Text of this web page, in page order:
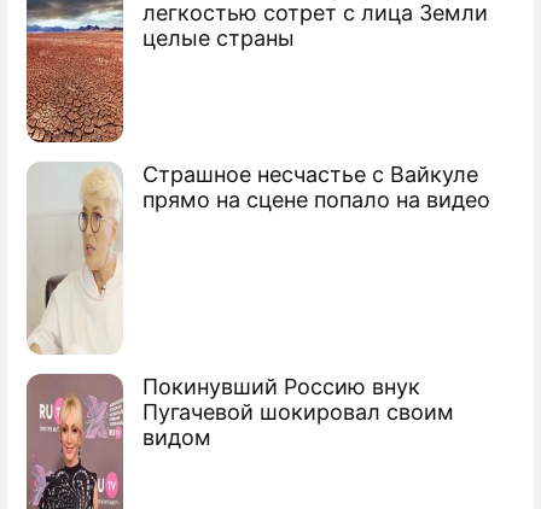
легкостью сотрет с лица Земли
целые страны
Страшное несчастье с Вайкуле
прямо на сцене попало на видео
Покинувший Россию внук
Пугачевой шокировал своим
видом